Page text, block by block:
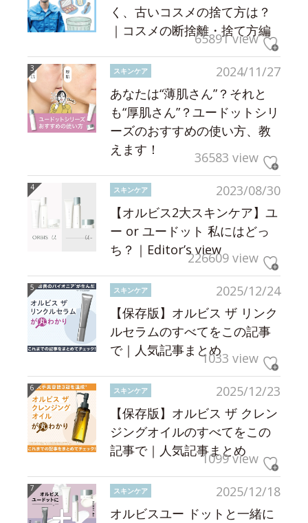
く、古いコスメの捨て方は？
｜コスメの断捨離・捨て方編
65891 view
2024/11/27
スキンケア
あなたは“薄肌さん”？それと
も“厚肌さん”？ユードットシリ
ーズのおすすめの使い方、教
えます！
36583 view
2023/08/30
スキンケア
【オルビス2大スキンケア】ユ
ー or ユードット 私にはどっ
ち？｜Editor’s view226609 view
2025/12/24
スキンケア
【保存版】オルビス ザ リンク
ルセラムのすべてをこの記事
で｜人気記事まとめ1033 view
2025/12/23
スキンケア
【保存版】オルビス ザ クレン
ジングオイルのすべてをこの
記事で｜人気記事まとめ
1099 view
2025/12/18
スキンケア
オルビスユー ドットと一緒に